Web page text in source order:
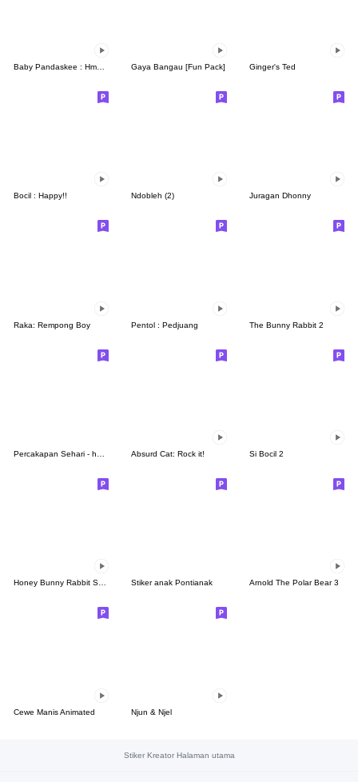
Gaya Bangau [Fun Pack] Ginger's Ted
Bocil : Happy!! Ndobleh (2) Juragan Dhonny
Raka: Rempong Boy Pentol : Pedjuang The Bunny Rabbit 2
Absurd Cat: Rock it! Si Bocil 2
Honey Bunny Rabbit Sachet 1 Stiker anak Pontianak Arnold The Polar Bear 3
Cewe Manis Animated Njun & Njel
Stiker Kreator Halaman utama